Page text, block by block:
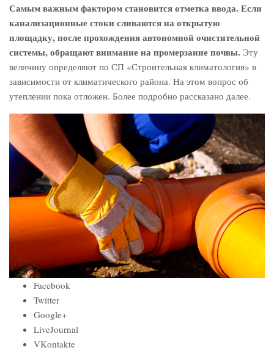
Самым важным фактором становится отметка ввода. Если
канализационные стоки сливаются на открытую
площадку, после прохождения автономной очистительной
системы, обращают внимание на промерзание почвы. Эту
величину определяют по СП «Строительная климатология» в
зависимости от климатического района. На этом вопрос об
утеплении пока отложен. Более подробно рассказано далее.
Facebook
Twitter
Google+
LiveJournal
VKontakte